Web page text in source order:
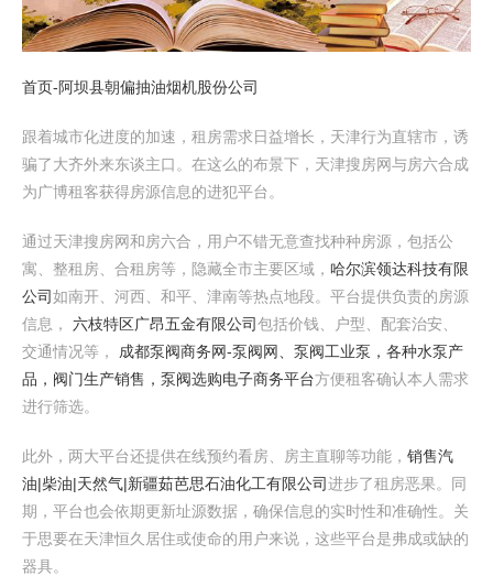
首页-阿坝县朝偏抽油烟机股份公司
跟着城市化进度的加速，租房需求日益增长，天津行为直辖市，诱
骗了大齐外来东谈主口。在这么的布景下，天津搜房网与房六合成
为广博租客获得房源信息的进犯平台。
通过天津搜房网和房六合，用户不错无意查找种种房源，包括公
寓、整租房、合租房等，隐藏全市主要区域， 哈尔滨领达科技有限
公司如南开、河西、和平、津南等热点地段。平台提供负责的房源
信息， 六枝特区广昂五金有限公司包括价钱、户型、配套治安、
交通情况等， 成都泵阀商务网-泵阀网、泵阀工业泵，各种水泵产
品，阀门生产销售，泵阀选购电子商务平台方便租客确认本人需求
进行筛选。
此外，两大平台还提供在线预约看房、房主直聊等功能， 销售汽
油|柴油|天然气|新疆茹芭思石油化工有限公司进步了租房恶果。同
期，平台也会依期更新址源数据，确保信息的实时性和准确性。关
于思要在天津恒久居住或使命的用户来说，这些平台是弗成或缺的
器具。